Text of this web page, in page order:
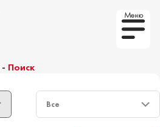
Меню
- Поиск